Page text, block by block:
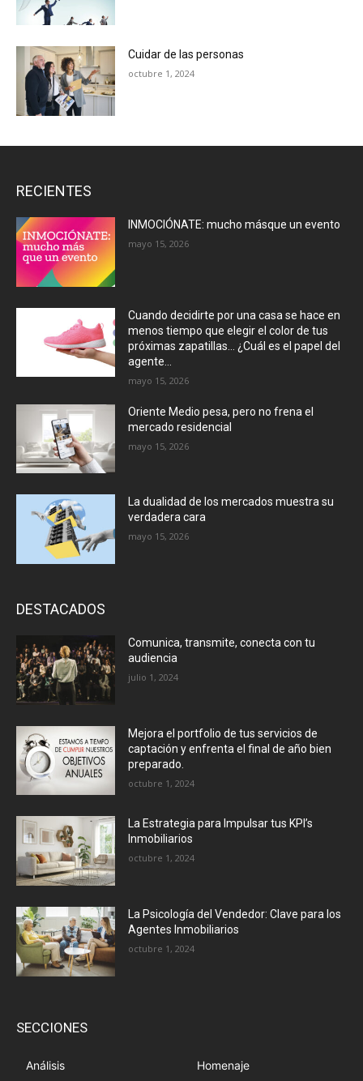
Cuidar de las personas
octubre 1, 2024
RECIENTES
INMOCIÓNATE: mucho másque un evento
mayo 15, 2026
Cuando decidirte por una casa se hace en
menos tiempo que elegir el color de tus
próximas zapatillas… ¿Cuál es el papel del
agente...
mayo 15, 2026
Oriente Medio pesa, pero no frena el
mercado residencial
mayo 15, 2026
La dualidad de los mercados muestra su
verdadera cara
mayo 15, 2026
DESTACADOS
Comunica, transmite, conecta con tu
audiencia
julio 1, 2024
Mejora el portfolio de tus servicios de
captación y enfrenta el final de año bien
preparado.
octubre 1, 2024
La Estrategia para Impulsar tus KPI’s
Inmobiliarios
octubre 1, 2024
La Psicología del Vendedor: Clave para los
Agentes Inmobiliarios
octubre 1, 2024
SECCIONES
Análisis
Homenaje